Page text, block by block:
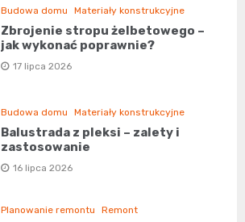
Budowa domu Materiały konstrukcyjne
Zbrojenie stropu żelbetowego –
jak wykonać poprawnie?
17 lipca 2026
Budowa domu Materiały konstrukcyjne
Balustrada z pleksi – zalety i
zastosowanie
16 lipca 2026
Planowanie remontu Remont